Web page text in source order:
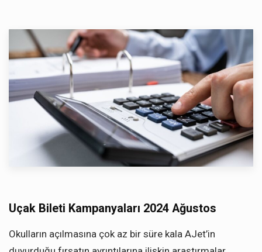
Uçak Bileti Kampanyaları 2024 Ağustos
Okulların açılmasına çok az bir süre kala AJet’in